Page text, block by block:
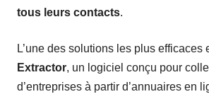
tous leurs contacts.
L’une des solutions les plus efficaces
Extractor, un logiciel conçu pour
d’entreprises à partir d’annuaires en